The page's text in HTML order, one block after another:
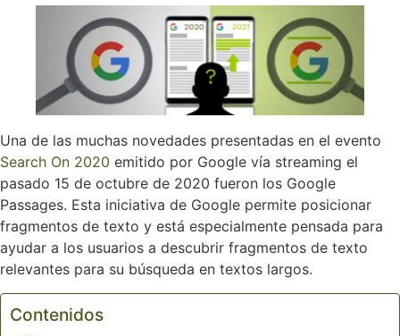
Una de las muchas novedades presentadas en el evento
Search On 2020 emitido por Google vía streaming el
pasado 15 de octubre de 2020 fueron los Google
Passages. Esta iniciativa de Google permite posicionar
fragmentos de texto y está especialmente pensada para
ayudar a los usuarios a descubrir fragmentos de texto
relevantes para su búsqueda en textos largos.
Contenidos